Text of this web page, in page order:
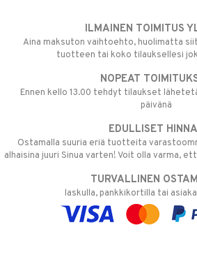
ILMAINEN TOIMITUS
Aina maksuton vaihtoehto, huolimatta
tuotteen tai koko tilauksellesi
NOPEAT
Ennen kello 13.00 tehdyt tilaukset
päivänä
EDULLISET
Ostamalla suuria eriä tuotteita
alhaisina juuri Sinua varten! Voit olla varma,
TURVALLINEN
laskulla, pankkikortilla tai